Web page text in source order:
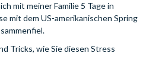
mit meiner Familie 5 Tage in
mit dem US-amerikanischen Spring
Tricks, wie Sie diesen Stress